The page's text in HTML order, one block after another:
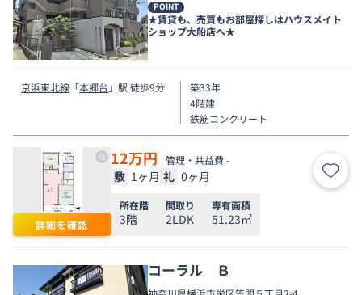
POINT
★賃貸も、売買もお部屋探しはハウスメイト
ショップ大船店へ★
京浜東北線 「本郷台」駅 徒歩9分
築33年
4階建
鉄筋コンクリート
詳細を確認
12万円 管理・共益費 -
敷 1ヶ月 礼 0ヶ月 お気
所在階
3階
間取り
2LDK
専有面積
51.23㎡
コーラル Ｂ